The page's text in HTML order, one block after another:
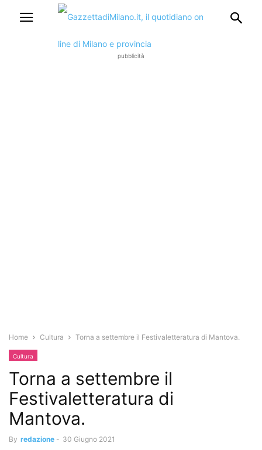
pubblicità
Home Cultura Torna a settembre il Festivaletteratura di Mantova.
Cultura
Torna a settembre il
Festivaletteratura di
Mantova.
By redazione - 30 Giugno 2021